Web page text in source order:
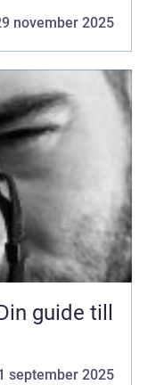
november 2025
guide till
september 2025